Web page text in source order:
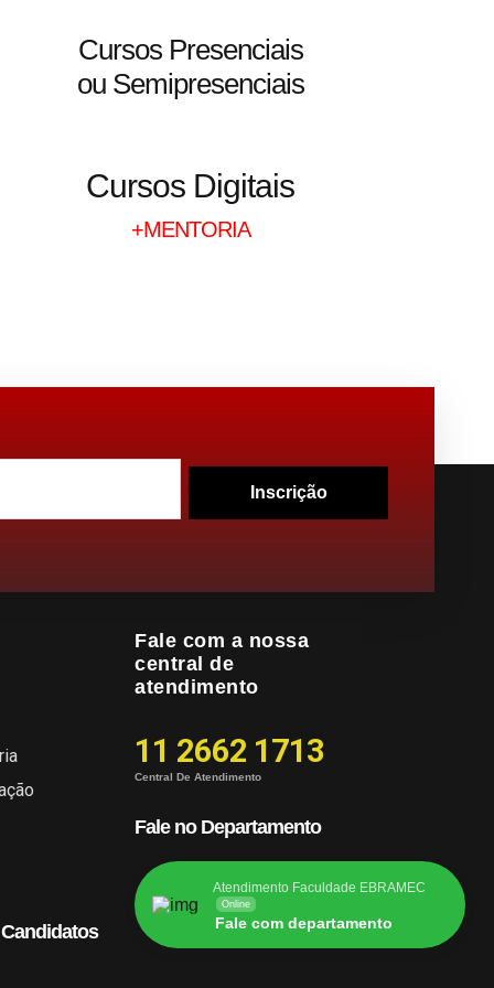
Cursos Presenciais
ou Semipresenciais
Cursos Digitais
+MENTORIA
Inscrição
Fale com a nossa
central de
atendimento
11 2662 1713
Central De Atendimento
Fale no Departamento
Atendimento Faculdade EBRAMEC
Online
Fale com departamento